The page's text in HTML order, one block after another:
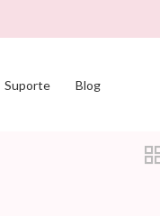
Suporte Blog